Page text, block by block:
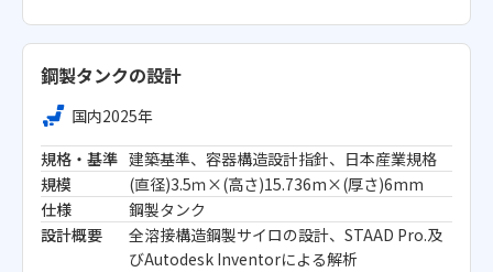
鋼製タンクの設計
国内2025年
規格・基準 建築基準、容器構造設計指針、日本産業規格
規模
(直径)3.5ｍ×(高さ)15.736m×(厚さ)6mm
仕様
鋼製タンク
設計概要
全溶接構造鋼製サイロの設計、STAAD Pro.及
びAutodesk Inventorによる解析